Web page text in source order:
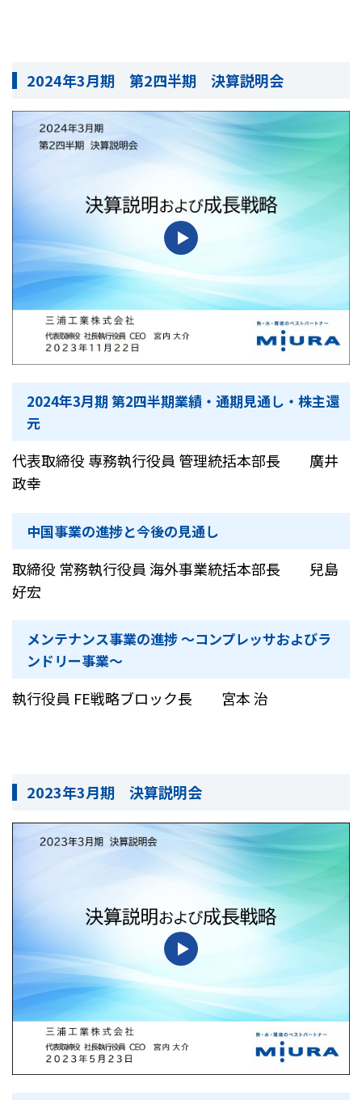
2024年3月期 第2四半期 決算説明会
2024年3月期 第2四半期業績・通期見通し・株主還
元
代表取締役 専務執行役員 管理統括本部長 廣井
政幸
中国事業の進捗と今後の見通し
取締役 常務執行役員 海外事業統括本部長 兒島
好宏
メンテナンス事業の進捗 ～コンプレッサおよびラ
ンドリー事業～
執行役員 FE戦略ブロック長 宮本 治
2023年3月期 決算説明会